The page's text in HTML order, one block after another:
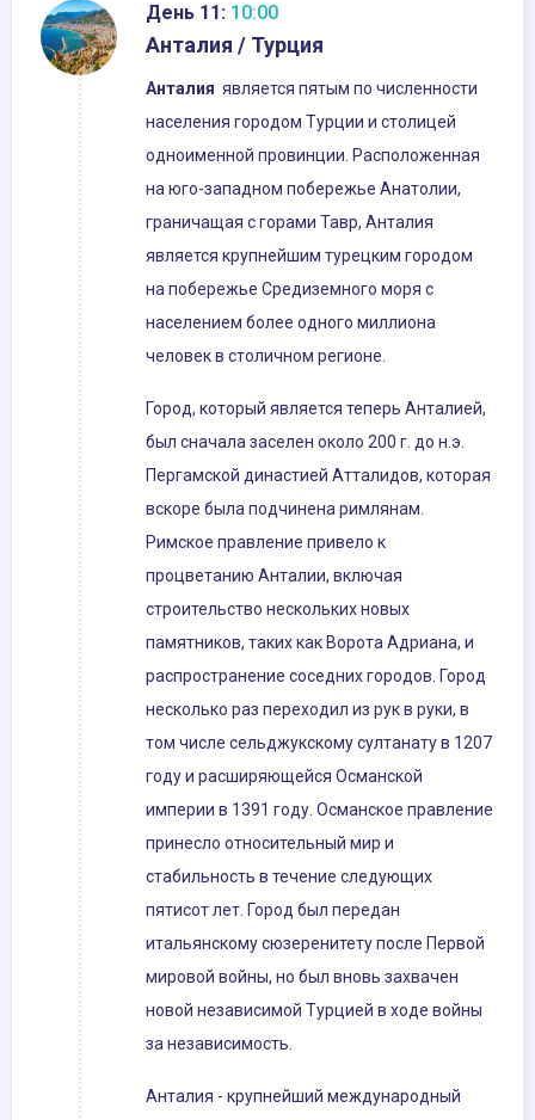
День 11: 10:00
Анталия / Турция
Анталия является пятым по численности
населения городом Турции и столицей
одноименной провинции. Расположенная
на юго-западном побережье Анатолии,
граничащая с горами Тавр, Анталия
является крупнейшим турецким городом
на побережье Средиземного моря с
населением более одного миллиона
человек в столичном регионе.
Город, который является теперь Анталией,
был сначала заселен около 200 г. до н.э.
Пергамской династией Атталидов, которая
вскоре была подчинена римлянам.
Римское правление привело к
процветанию Анталии, включая
строительство нескольких новых
памятников, таких как Ворота Адриана, и
распространение соседних городов. Город
несколько раз переходил из рук в руки, в
том числе сельджукскому султанату в 1207
году и расширяющейся Османской
империи в 1391 году. Османское правление
принесло относительный мир и
стабильность в течение следующих
пятисот лет. Город был передан
итальянскому сюзеренитету после Первой
мировой войны, но был вновь захвачен
новой независимой Турцией в ходе войны
за независимость.
Анталия - крупнейший международный